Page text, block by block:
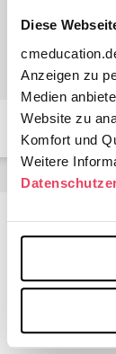
Diese
Anzeigen zu
Medien
Website zu
Komfort und
Weitere
Urologie